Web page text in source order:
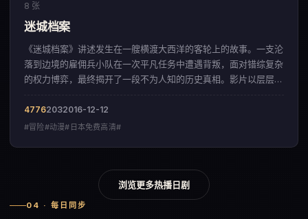
8 张
迷城档案
《迷城档案》讲述发生在一艘横渡大西洋的客轮上的故事。一支沦
落到边境的雇佣兵小队在一次平凡任务中遭遇背叛，面对错综复杂
的权力博弈，最终揭开了一段不为人知的历史真相。影片以层层递
47762032016-12-12
#冒险#动漫#日本免费高清#
浏览更多热播日剧
04 · 每日同步